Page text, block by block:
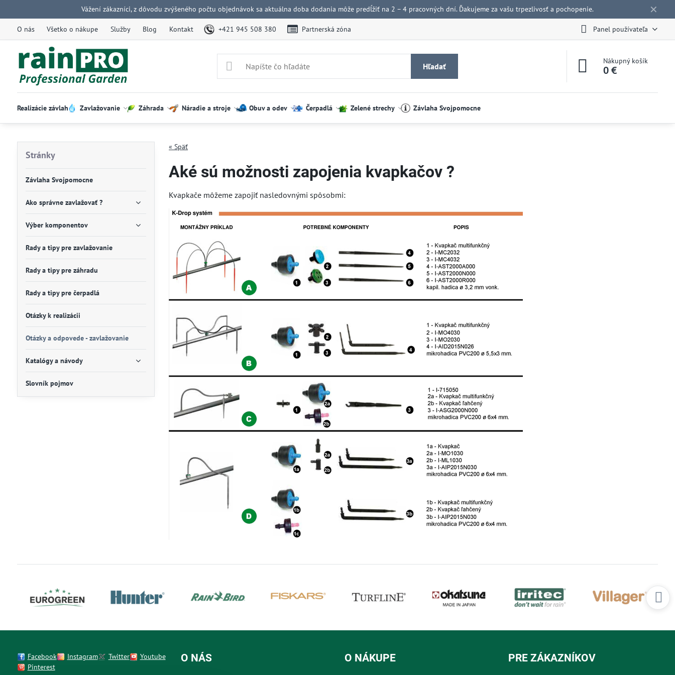
✕
Vážení zákazníci, z dôvodu zvýšeného počtu objednávok sa aktuálna doba dodania môže predĺžiť na 2 – 4 pracovných dní. Ďakujeme za vašu trpezlivosť a pochopenie.
O nás Všetko o nákupe Služby Blog Kontakt +421 945 508 380 Partnerská zóna Panel používateľa
Hľadať
Nákupný košík
0 €
Realizácie závlah Zavlažovanie Záhrada Náradie a stroje Obuv a odev Čerpadlá Zelené strechy Závlaha Svojpomocne
« Späť
Aké sú možnosti zapojenia kvapkačov ?
Kvapkače môžeme zapojiť nasledovnými spôsobmi:
Stránky
Závlaha Svojpomocne
Ako správne zavlažovať ?
Výber komponentov
Rady a tipy pre zavlažovanie
Rady a tipy pre záhradu
Rady a tipy pre čerpadlá
Otázky k realizácii
Otázky a odpovede - zavlažovanie
Katalógy a návody
Slovník pojmov
Facebook Instagram Twitter
Youtube
Pinterest
O NÁS O NÁKUPE PRE ZÁKAZNÍKOV